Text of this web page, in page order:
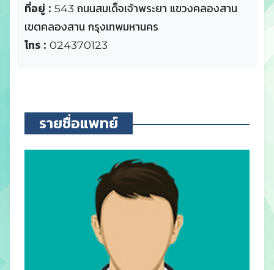
ที่อยู่ : 543 ถนนสมเด็จเจ้าพระยา แขวงคลองสาน
เขตคลองสาน กรุงเทพมหานคร
โทร : 024370123
รายชื่อแพทย์